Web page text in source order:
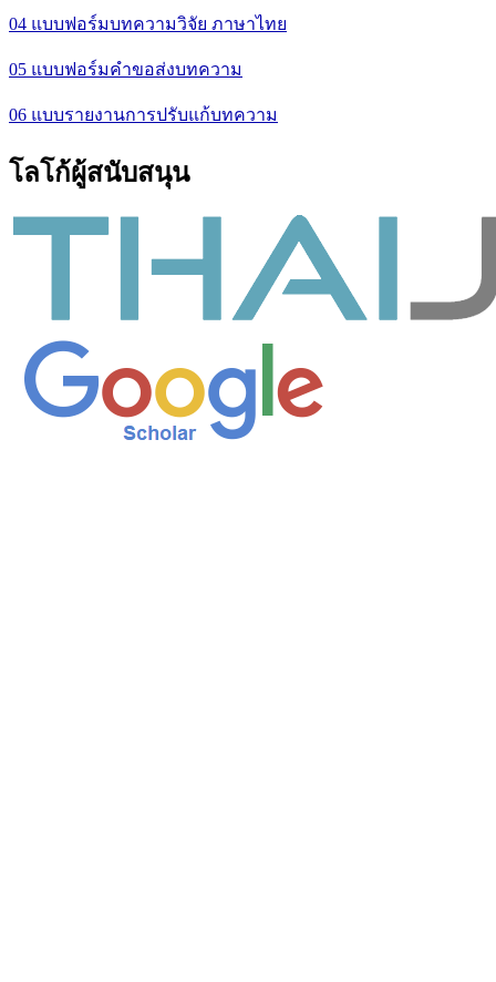
04 แบบฟอร์มบทความวิจัย ภาษาไทย
05 แบบฟอร์มคำขอส่งบทความ
06 แบบรายงานการปรับแก้บทความ
โลโก้ผู้สนับสนุน